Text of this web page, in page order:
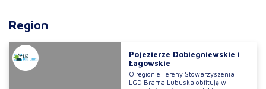
Region
Pojezierze Dobiegniewskie i
Łagowskie
O regionie Tereny Stowarzyszenia
LGD Brama Lubuska obfitują w